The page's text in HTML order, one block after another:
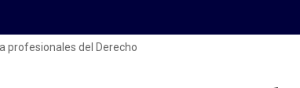
profesionales del Derecho